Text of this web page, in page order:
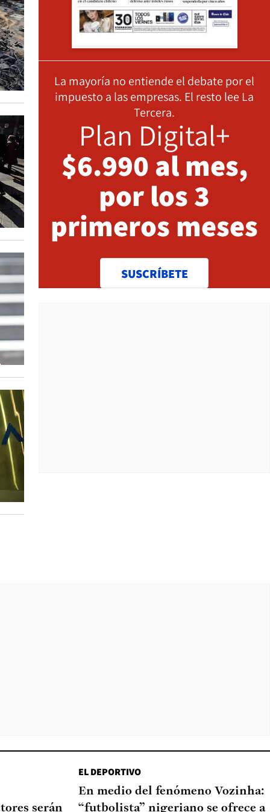
La mayoría no entiende el debate por el
impuesto a las empresas. El resto lee La
Tercera.
Plan Digital+
$6.990 al mes,
por los 3
primeros meses
SUSCRÍBETE
serán
EL DEPORTIVO
En medio del fenómeno Vozinha:
“futbolista” nigeriano se ofrece a